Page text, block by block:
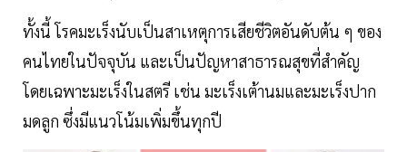
ทั้งนี้ โรคมะเร็งนับเป็นสาเหตุการเสียชีวิตอันดับต้น ๆ ของ
คนไทยในปัจจุบัน และเป็นปัญหาสาธารณสุขที่สำคัญ
โดยเฉพาะมะเร็งในสตรี เช่น มะเร็งเต้านมและมะเร็งปาก
มดลูก ซึ่งมีแนวโน้มเพิ่มขึ้นทุกปี